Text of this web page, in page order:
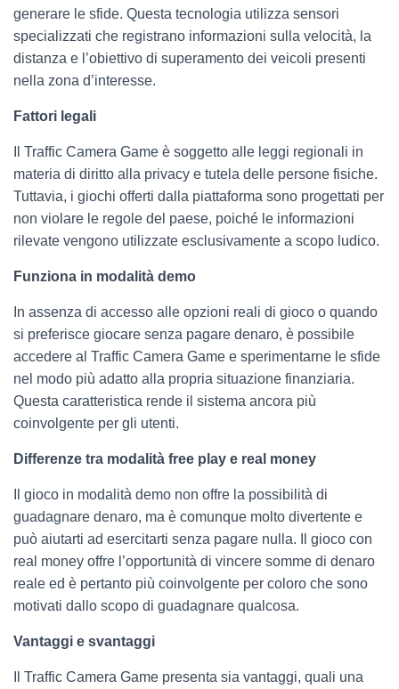
generare le sfide. Questa tecnologia utilizza sensori
specializzati che registrano informazioni sulla velocità, la
distanza e l’obiettivo di superamento dei veicoli presenti
nella zona d’interesse.
Fattori legali
Il Traffic Camera Game è soggetto alle leggi regionali in
materia di diritto alla privacy e tutela delle persone fisiche.
Tuttavia, i giochi offerti dalla piattaforma sono progettati per
non violare le regole del paese, poiché le informazioni
rilevate vengono utilizzate esclusivamente a scopo ludico.
Funziona in modalità demo
In assenza di accesso alle opzioni reali di gioco o quando
si preferisce giocare senza pagare denaro, è possibile
accedere al Traffic Camera Game e sperimentarne le sfide
nel modo più adatto alla propria situazione finanziaria.
Questa caratteristica rende il sistema ancora più
coinvolgente per gli utenti.
Differenze tra modalità free play e real money
Il gioco in modalità demo non offre la possibilità di
guadagnare denaro, ma è comunque molto divertente e
può aiutarti ad esercitarti senza pagare nulla. Il gioco con
real money offre l’opportunità di vincere somme di denaro
reale ed è pertanto più coinvolgente per coloro che sono
motivati dallo scopo di guadagnare qualcosa.
Vantaggi e svantaggi
Il Traffic Camera Game presenta sia vantaggi, quali una